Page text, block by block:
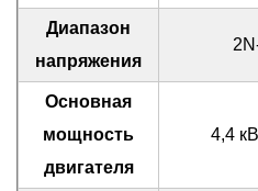
Диапазон
напряжения
Основная
мощность
двигателя
4,4